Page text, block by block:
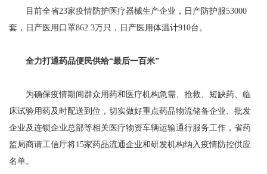
目前全省23家疫情防护医疗器械生产企业，日产防护服53000
套，日产医用口罩862.3万只，日产医用体温计910台。
全力打通药品便民供给“最后一百米”
为确保疫情期间群众用药和医疗机构急需、抢救、短缺药、临
床试验用药及时配送到位，切实做好重点药品物流储备企业、批发
企业及连锁企业总部等相关医疗物资车辆运输通行服务工作，省药
监局商请工信厅将15家药品流通企业和研发机构纳入疫情防控供应
名单。